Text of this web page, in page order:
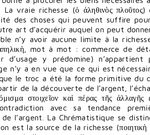
vraie richesse (ὁ ἀληθινὸς
des choses qui peuvent suffire
art d’acquérir auquel on peut
n’y avoir aucune limite à la
mot à mot : commerce de
y prédomine)
n’y a en vue que ce qui est
le troc a été la forme primitive du
de la découverte de l’argent,
στοιχεῖον καὶ πέρας τῆς
avec sa tendance
l’argent. La Chrématistique se
est la source de la richesse (ποιητικὴ